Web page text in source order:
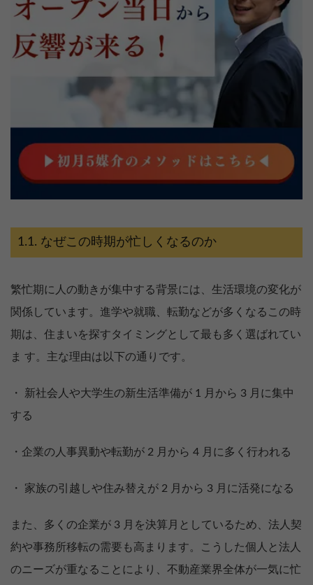
なぜこの時期が忙しくなるのか
繁忙期に人の動きが集中する背景には、生活環境の変化が
関係しています。進学や就職、転勤などが多くなるこの時
期は、住まいを探すタイミングとして最も多く選ばれてい
ま す。主な理由は以下の通りです。
・ 新社会人や大学生の新生活準備が 1 月から 3 月に集中
する
・企業の人事異動や転勤が 2 月から 4 月に多く行われる
・ 家族の引越しや住み替えが 2 月から 3 月に活発になる
また、多くの企業が 3 月を決算月としているため、法人契
約や事務所移転の需要も高まります。こうした個人と法人
のニーズが重なることにより、不動産業界全体が一気に忙